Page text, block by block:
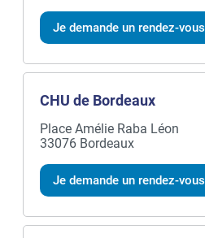
Je demande un rendez-vous
CHU de Bordeaux
Place Amélie Raba Léon
33076 Bordeaux
Je demande un rendez-vous